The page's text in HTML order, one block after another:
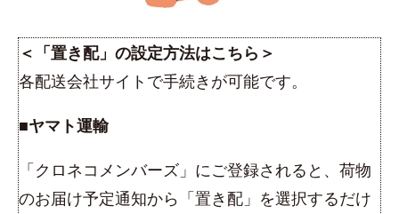
＜「置き配」の設定方法はこちら＞
各配送会社サイトで手続きが可能です。
■ヤマト運輸
「クロネコメンバーズ」にご登録されると、荷物
のお届け予定通知から「置き配」を選択するだけ